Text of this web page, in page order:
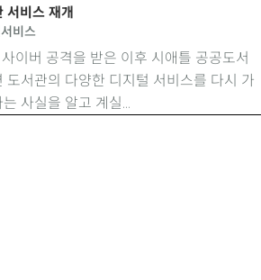
서비스 재개
비스
이버 공격을 받은 이후 시애틀 공공도서
도서관의 다양한 디지털 서비스를 다시 가
사실을 알고 계실...